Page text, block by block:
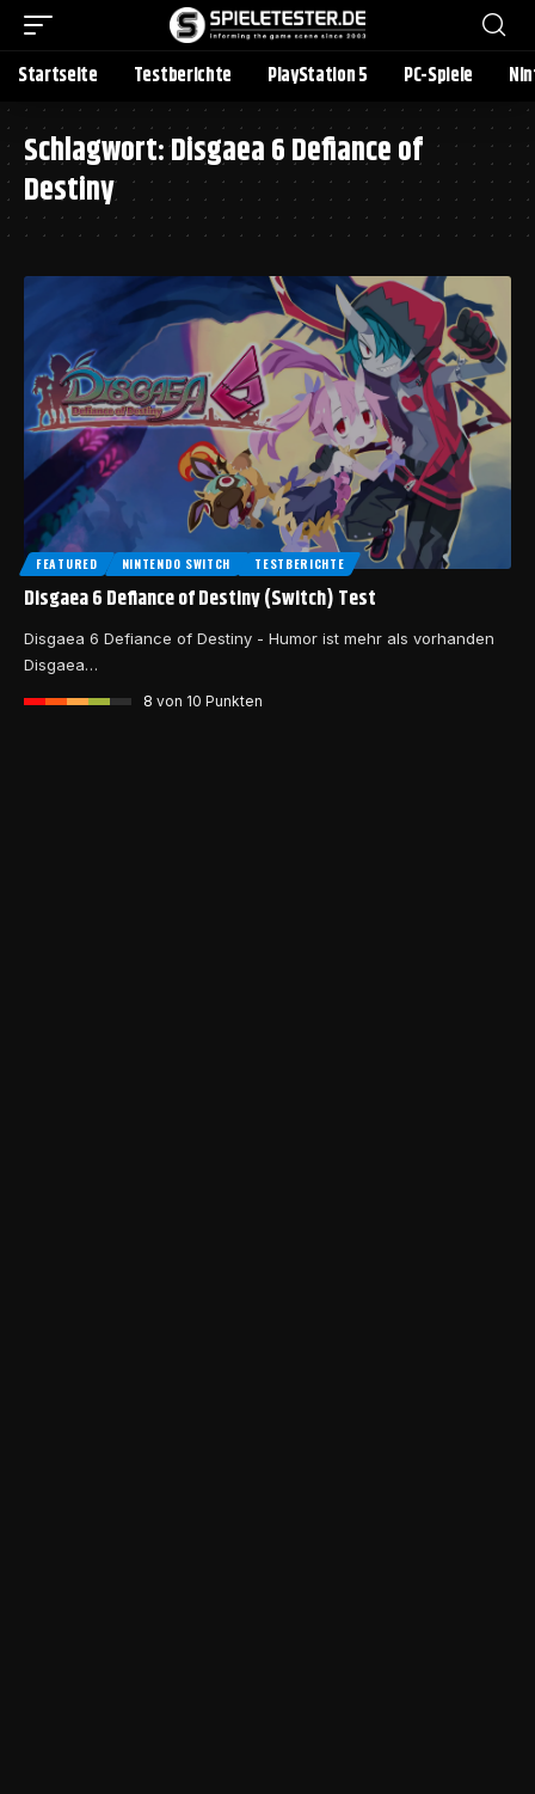
Startseite Testberichte PlayStation 5 PC-Spiele
Schlagwort:Disgaea 6 Defiance of
Destiny
FEATURED NINTENDO SWITCH TESTBERICHTE
Disgaea 6 Defiance of Destiny (Switch) Test
Disgaea 6 Defiance of Destiny - Humor ist mehr als vorhanden
Disgaea…
8 von 10 Punkten